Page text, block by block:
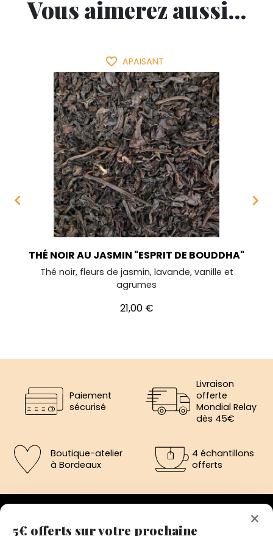
Vous aimerez aussi...

favorite_border APAISANT
THÉ NOIR AU JASMIN "ESPRIT DE BOUDDHA"
Thé noir, fleurs de jasmin, lavande, vanille et
agrumes
Prix
21,00 €

Paiement
sécurisé
Livraison
offerte
Mondial Relay
dès 45€
Boutique-atelier
à Bordeaux
4 échantillons
offerts
×
5€ offerts sur votre prochaine